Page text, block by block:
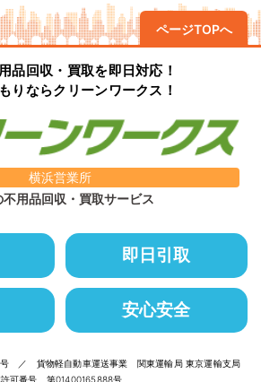
ページTOPへ
品回収・買取を即日対応！
りならクリーンワークス！
横浜営業所
不用品回収・買取サービス
即日引取
安心安全
号 ／ 貨物軽自動車運送事業 関東運輸局 東京運輸支局
許可番号 第01400165888号